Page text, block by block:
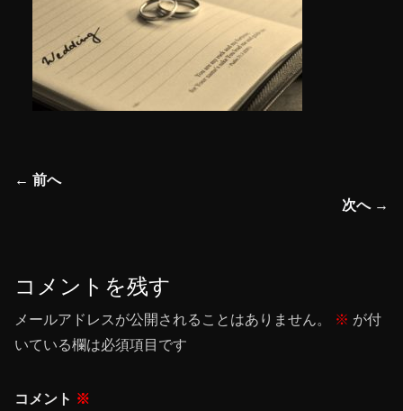
← 前へ
次へ →
コメントを残す
メールアドレスが公開されることはありません。 ※ が付
いている欄は必須項目です
コメント ※